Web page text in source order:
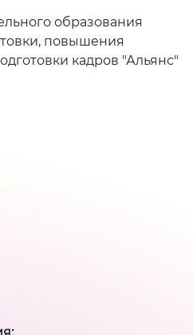
образования
повышения
кадров "Альянс"